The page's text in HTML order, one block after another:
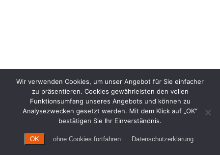
Wir verwenden Cookies, um unser Angebot für Sie einfacher
zu präsentieren. Cookies gewährleisten den vollen
Funktionsumfang unseres Angebots und können zu
Analysezwecken gesetzt werden. Mit dem Klick auf „OK“
bestätigen Sie Ihr Einverständnis.
OK ohne Cookies fortfahren Datenschutzerklärung